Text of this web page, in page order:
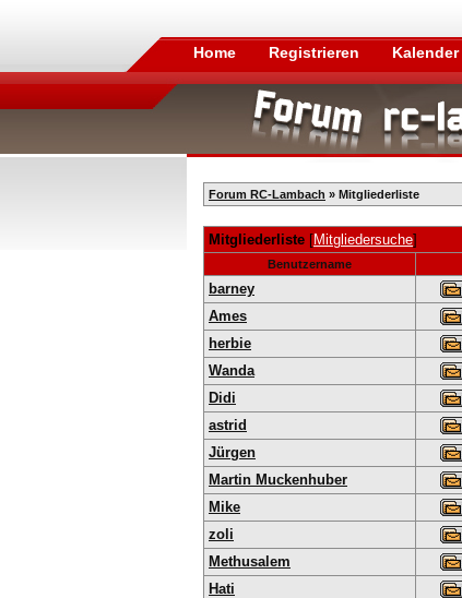
Home Registrieren Kalender
Forum RC-Lambach » Mitgliederliste
Mitgliederliste [Mitgliedersuche]
Benutzername
barney
Ames
herbie
Wanda
Didi
astrid
Jürgen
Martin Muckenhuber
Mike
zoli
Methusalem
Hati